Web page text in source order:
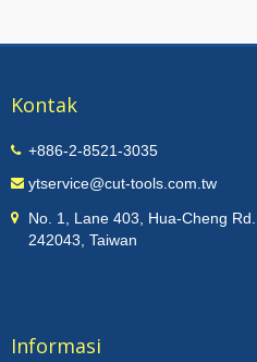
Kontak
+886-2-8521-3035
ytservice@cut-tools.com.tw
No. 1, Lane 403, Hua-Cheng
242043, Taiwan
Informasi